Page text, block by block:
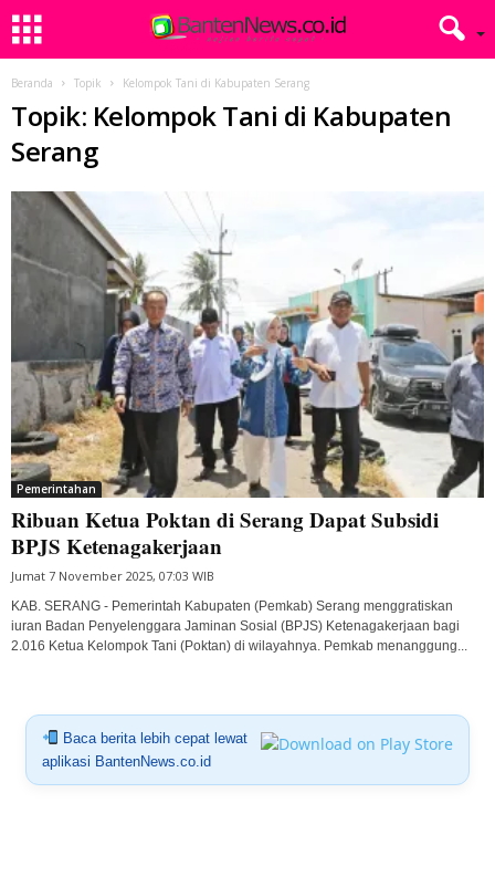
Beranda Topik Kelompok Tani di Kabupaten Serang
Topik: Kelompok Tani di Kabupaten
Serang
Pemerintahan
Ribuan Ketua Poktan di Serang Dapat Subsidi
BPJS Ketenagakerjaan
Jumat 7 November 2025, 07:03 WIB
KAB. SERANG - Pemerintah Kabupaten (Pemkab) Serang menggratiskan
iuran Badan Penyelenggara Jaminan Sosial (BPJS) Ketenagakerjaan bagi
2.016 Ketua Kelompok Tani (Poktan) di wilayahnya. Pemkab menanggung...
Baca berita lebih cepat lewat
aplikasi BantenNews.co.id